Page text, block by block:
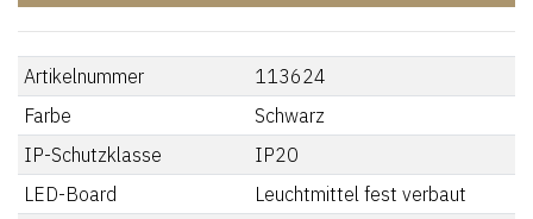
Artikelnummer
113624
Farbe
Schwarz
IP-Schutzklasse
IP20
LED-Board
Leuchtmittel fest verbaut